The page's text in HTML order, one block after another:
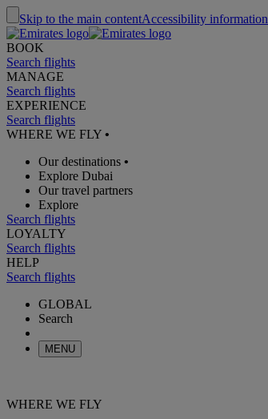
Skip to the main contentAccessibility information
BOOK
Search flights
MANAGE
Search flights
EXPERIENCE
Search flights
WHERE WE FLY •
Our destinations •
Explore Dubai
Our travel partners
Explore
Search flights
LOYALTY
Search flights
HELP
Search flights
GLOBAL
Search
MENU
WHERE WE FLY